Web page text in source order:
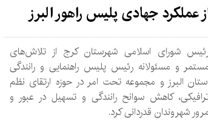
جهادی پلیس راهور البرز
شورای اسلامی شهرستان کرج از تلاش‌های
مستمر و مسئولانه رئیس پلیس راهنمایی و رانندگی
استان البرز و مجموعه تحت امر در حوزه ارتقای نظم
کاهش سوانح رانندگی و تسهیل در عبور و
مرور شهروندان قدردانی کرد.